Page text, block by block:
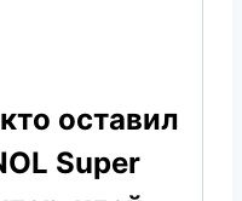
оставил
Super